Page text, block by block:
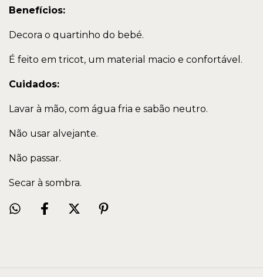
Benefícios:
Decora o quartinho do bebé.
É feito em tricot, um material macio e confortável.
Cuidados:
Lavar à mão, com água fria e sabão neutro.
Não usar alvejante.
Não passar.
Secar à sombra.